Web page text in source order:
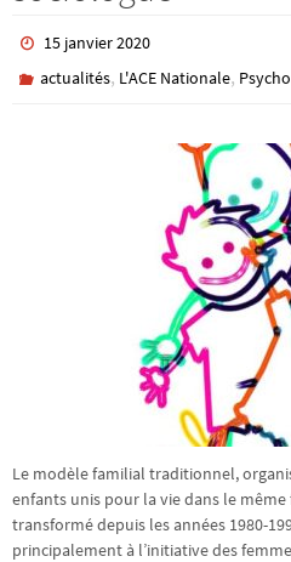
15 janvier 2020
actualités, L'ACE Nationale,
Le modèle familial traditionnel,
enfants unis pour la vie dans le
transformé depuis les années 1980-
principalement à l’initiative des